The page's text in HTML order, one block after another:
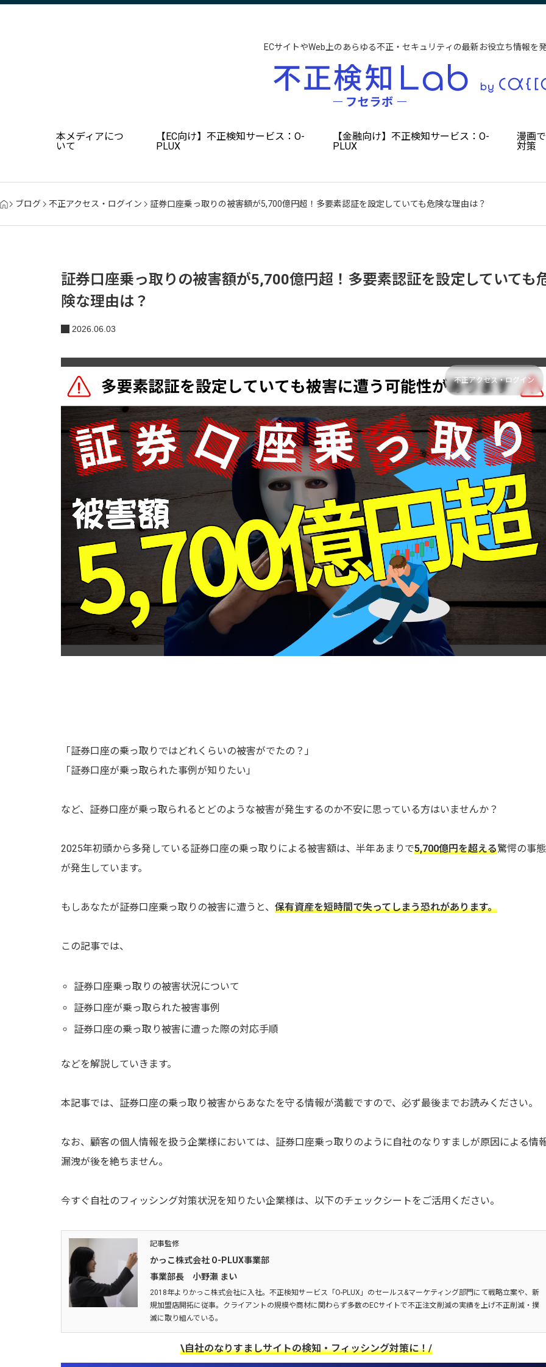
ECサイトやWeb上のあらゆる不正・セキュリティの最新お役立ち情報を
本メディアにつ
いて
【EC向け】不正検知サービス：O-
PLUX
【金融向け】不正検知サービス：O-
PLUX
漫画
対策
ブログ 不正アクセス・ログイン 証券口座乗っ取りの被害額が5,700億円超！多要素認証を設定していても危険な理由は？
証券口座乗っ取りの被害額が5,700億円超！多要素認証を設定していても
険な理由は？
2026.06.03
不正アクセス・ログイン
「証券口座の乗っ取りではどれくらいの被害がでたの？」
「証券口座が乗っ取られた事例が知りたい」
など、証券口座が乗っ取られるとどのような被害が発生するのか不安に思っている方はいませんか？
2025年初頭から多発している証券口座の乗っ取りによる被害額は、半年あまりで5,700億円を超える驚愕の事態
が発生しています。
もしあなたが証券口座乗っ取りの被害に遭うと、 保有資産を短時間で失ってしまう恐れがあります。
この記事では、
証券口座乗っ取りの被害状況について
証券口座が乗っ取られた被害事例
証券口座の乗っ取り被害に遭った際の対応手順
などを解説していきます。
本記事では、証券口座の乗っ取り被害からあなたを守る情報が満載ですので、必ず最後までお読みください。
なお、顧客の個人情報を扱う企業様においては、証券口座乗っ取りのように自社のなりすましが原因による情
漏洩が後を絶ちません。
今すぐ自社のフィッシング対策状況を知りたい企業様は、以下のチェックシートをご活用ください。
記事監修
かっこ株式会社 O-PLUX事業部
事業部長 小野瀬 まい
2018年よりかっこ株式会社に入社。不正検知サービス「O-PLUX」のセールス&マーケティング部門にて戦略立案や、新
規加盟店開拓に従事。クライアントの規模や商材に関わらず多数のECサイトで不正注文削減の実績を上げ不正削減・撲
滅に取り組んでいる。
\自社のなりすましサイトの検知・フィッシング対策に！/